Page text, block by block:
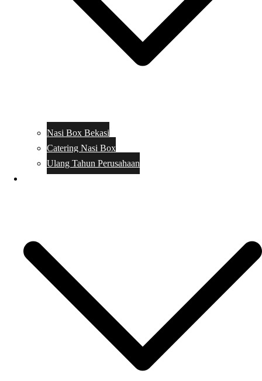
Nasi Box Bekasi
Catering Nasi Box
Ulang Tahun Perusahaan